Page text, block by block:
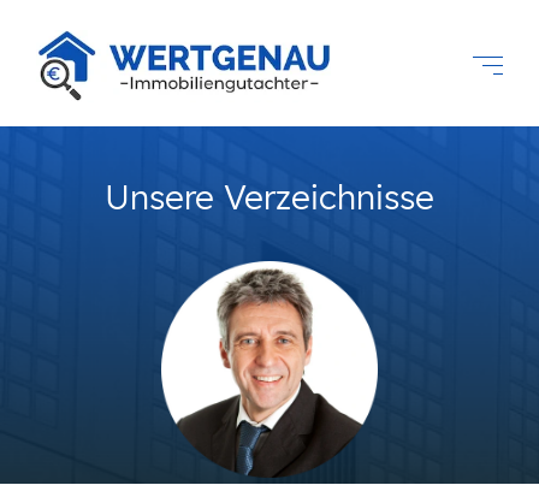
Unsere Verzeichnisse